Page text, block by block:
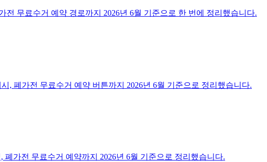
전 무료수거 예약 경로까지 2026년 6월 기준으로 한 번에 정리했습니다.
, 폐가전 무료수거 예약 버튼까지 2026년 6월 기준으로 정리했습니다.
가전 무료수거 예약까지 2026년 6월 기준으로 정리했습니다.